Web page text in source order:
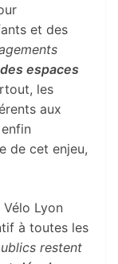
et des
des espaces
les
aux
de cet enjeu,
Lyon
à toutes les
restent